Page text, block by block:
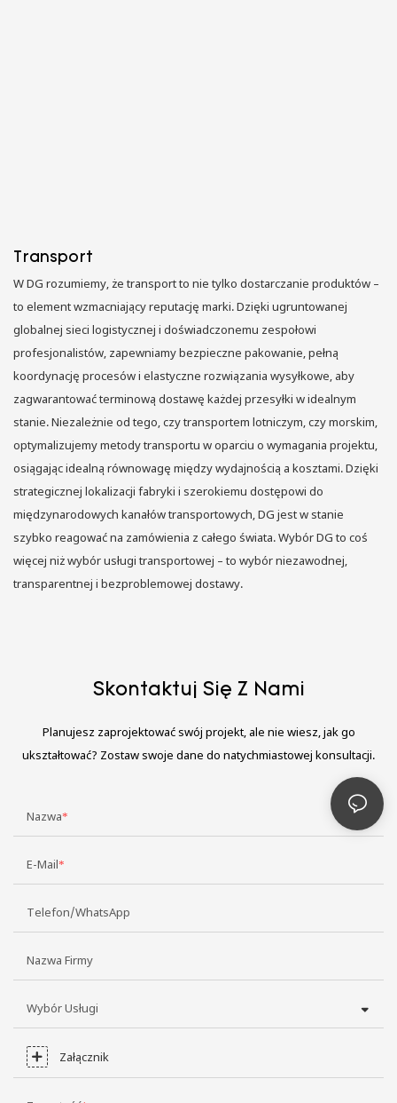
Transport
W DG rozumiemy, że transport to nie tylko dostarczanie produktów –
to element wzmacniający reputację marki. Dzięki ugruntowanej
globalnej sieci logistycznej i doświadczonemu zespołowi
profesjonalistów, zapewniamy bezpieczne pakowanie, pełną
koordynację procesów i elastyczne rozwiązania wysyłkowe, aby
zagwarantować terminową dostawę każdej przesyłki w idealnym
stanie. Niezależnie od tego, czy transportem lotniczym, czy morskim,
optymalizujemy metody transportu w oparciu o wymagania projektu,
osiągając idealną równowagę między wydajnością a kosztami. Dzięki
strategicznej lokalizacji fabryki i szerokiemu dostępowi do
międzynarodowych kanałów transportowych, DG jest w stanie
szybko reagować na zamówienia z całego świata. Wybór DG to coś
więcej niż wybór usługi transportowej – to wybór niezawodnej,
transparentnej i bezproblemowej dostawy.
Skontaktuj Się Z Nami
Planujesz zaprojektować swój projekt, ale nie wiesz, jak go
ukształtować? Zostaw swoje dane do natychmiastowej konsultacji.
Nazwa
E-Mail
Telefon/WhatsApp
Nazwa Firmy
Wybór Usługi
Załącznik